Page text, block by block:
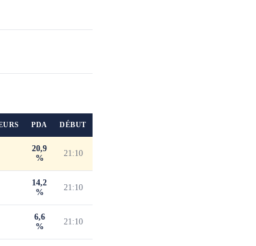
PDA DÉBUT
20,9
%
21:10
14,2
%
21:10
6,6
%
21:10